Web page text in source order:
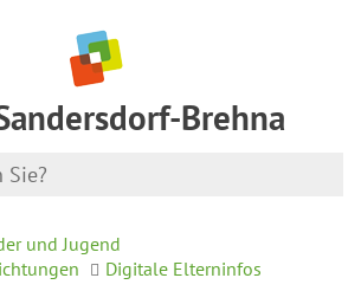
Brehna
und Jugend
Digitale Elterninfos